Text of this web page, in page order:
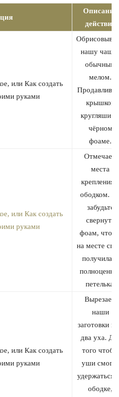
Описание
действия
нашу
обычным
мелом.
крышкой
кругляши
чёрном
фоаме.
Отмечаем
места
крепления с
ободком.
забудьте
свернуть
фоам,
на месте
получилась
петелька.
Вырезаем
наши
заготовки
два уха.
того чтобы
уши смогли
удержаться
ободке,